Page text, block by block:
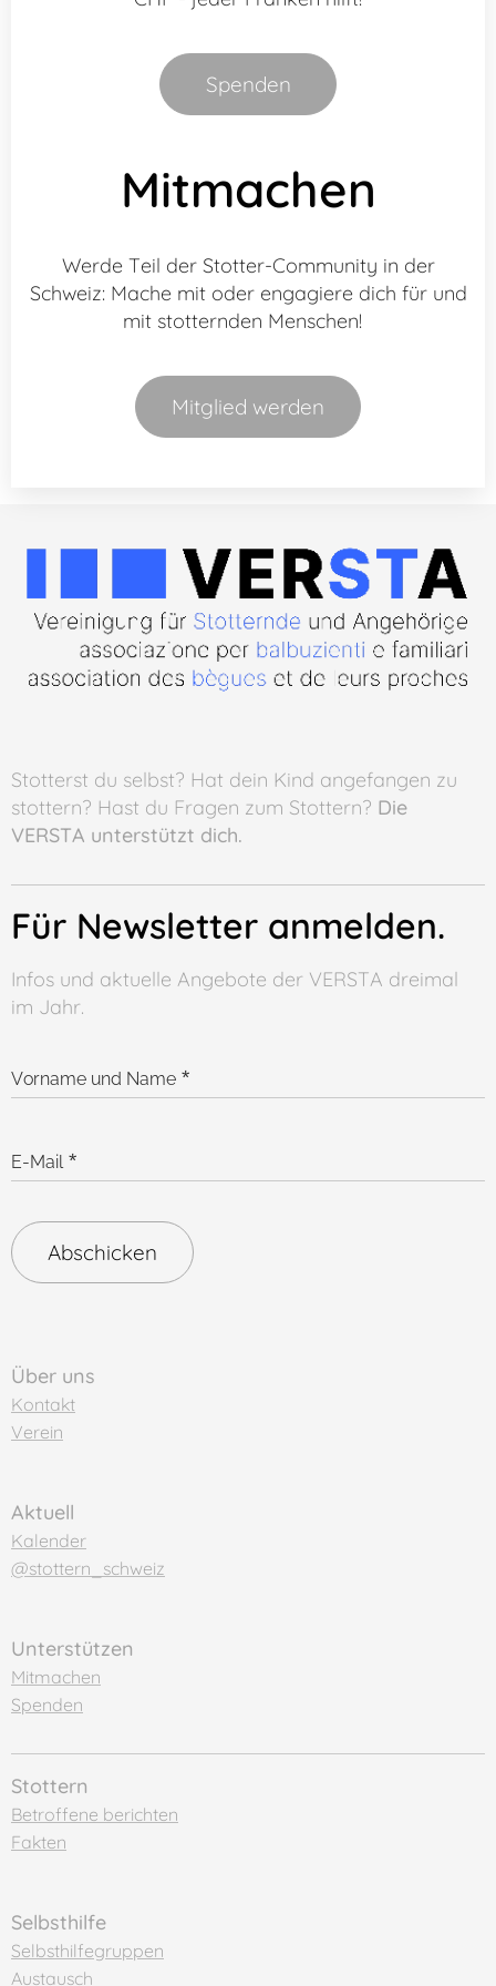
einzigartig: Was dem einen Mensch hilft,
kann für einen anderen nicht hilfreich sein.
Wir empfehlen: Gehe offen und neugierig
nach, was sie in dem Moment brauchen!
Spenden
Mitmachen
Werde Teil der Stotter-Community in der
Schweiz: Mache mit oder engagiere dich für und
mit stotternden Menschen!
Mitglied werden
Stotterst du selbst? Hat dein Kind angefangen zu
stottern? Hast du Fragen zum Stottern? Die
VERSTA unterstützt dich.
Für Newsletter anmelden.
Infos und aktuelle Angebote der VERSTA dreimal
im Jahr.
Vorname und Name
E-Mail
Abschicken
Über uns
Kontakt
Verein
Aktuell
Kalender
@stottern_schweiz
Unterstützen
Mitmachen
Spenden
Stottern
Betroffene berichten
Fakten
Selbsthilfe
Selbsthilfegruppen
Austausch